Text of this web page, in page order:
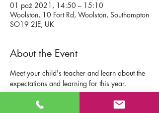
01 paź 2021, 14:50 – 15:10
Woolston, 10 Fort Rd, Woolston, Southampton
SO19 2JE, UK
About the Event
Meet your child's teacher and learn about the
expectations and learning for this year.